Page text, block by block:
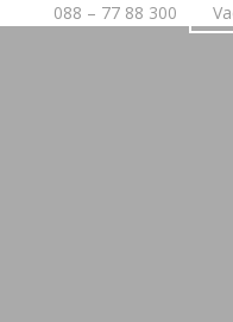
088 – 77 88 300